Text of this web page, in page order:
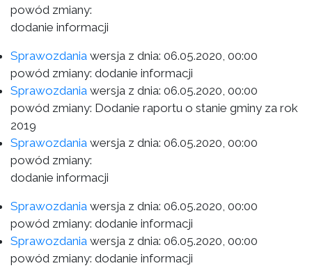
powód zmiany:
dodanie informacji
Sprawozdania wersja z dnia: 06.05.2020, 00:00
powód zmiany: dodanie informacji
Sprawozdania wersja z dnia: 06.05.2020, 00:00
powód zmiany: Dodanie raportu o stanie gminy za rok
2019
Sprawozdania wersja z dnia: 06.05.2020, 00:00
powód zmiany:
dodanie informacji
Sprawozdania wersja z dnia: 06.05.2020, 00:00
powód zmiany: dodanie informacji
Sprawozdania wersja z dnia: 06.05.2020, 00:00
powód zmiany: dodanie informacji